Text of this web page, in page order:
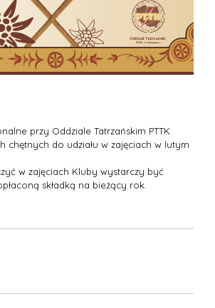
przy Oddziale Tatrzańskim PTTK
chętnych do udziału w zajęciach w lutym
w zajęciach Kluby wystarczy być
składką na bieżący rok.